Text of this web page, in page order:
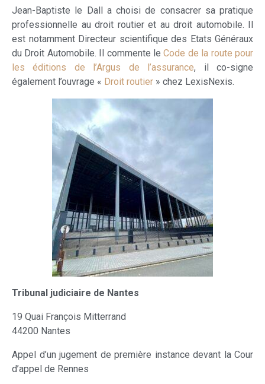
Jean-Baptiste le Dall a choisi de consacrer sa pratique
professionnelle au droit routier et au droit automobile. Il
est notamment Directeur scientifique des Etats Généraux
du Droit Automobile. Il commente leCode de la route pour
les éditions de l’Argus de l’assurance, il co-signe
également l’ouvrage « Droit routier » chez LexisNexis.
Tribunal judiciaire de Nantes
19 Quai François Mitterrand
44200 Nantes
Appel d’un jugement de première instance devant la Cour
d’appel de Rennes